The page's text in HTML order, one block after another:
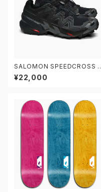
SALOMON SPEEDCROSS 6
GORE-TEX M/L41738600
W/L41743400 サロモン スピ
¥22,000